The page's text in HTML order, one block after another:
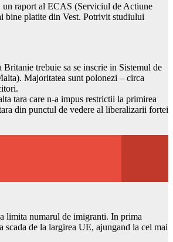
un raport al ECAS (Serviciul de Actiune
bine platite din Vest. Potrivit studiului
trebuie sa se inscrie in Sistemul de
Majoritatea sunt polonezi – circa
tara care n-a impus restrictii la primirea
din punctul de vedere al liberalizarii fortei
limita numarul de imigranti. In prima
de la largirea UE, ajungand la cel mai